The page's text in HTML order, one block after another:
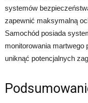
systemów
zapewnić maksymalną
Samochód posiada
monitorowania martwego
uniknąć potencjalnych